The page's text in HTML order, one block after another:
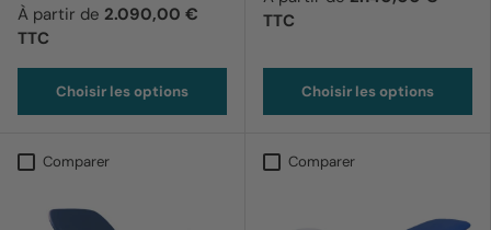
À partir de 2.090,00 €
TTC
Choisir les options
TTC
Choisir les options
Comparer Comparer